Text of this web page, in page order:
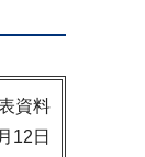
資料
12日